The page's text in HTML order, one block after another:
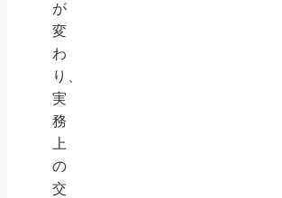
が
変
わ
り、
実
務
上
の
交